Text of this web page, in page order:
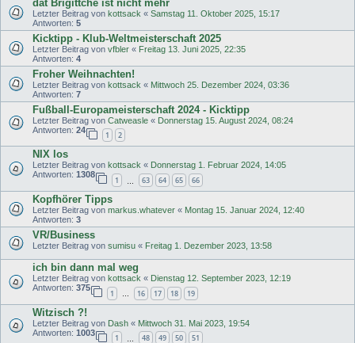
dat Brigittche ist nicht mehr
Letzter Beitrag von kottsack « Samstag 11. Oktober 2025, 15:17
Antworten: 5
Kicktipp - Klub-Weltmeisterschaft 2025
Letzter Beitrag von vfbler « Freitag 13. Juni 2025, 22:35
Antworten: 4
Froher Weihnachten!
Letzter Beitrag von kottsack « Mittwoch 25. Dezember 2024, 03:36
Antworten: 7
Fußball-Europameisterschaft 2024 - Kicktipp
Letzter Beitrag von Catweasle « Donnerstag 15. August 2024, 08:24
Antworten: 24
1 2
NIX los
Letzter Beitrag von kottsack « Donnerstag 1. Februar 2024, 14:05
Antworten: 1308
1 63 64 65 66
Kopfhörer Tipps
Letzter Beitrag von markus.whatever « Montag 15. Januar 2024, 12:40
Antworten: 3
VR/Business
Letzter Beitrag von sumisu « Freitag 1. Dezember 2023, 13:58
ich bin dann mal weg
Letzter Beitrag von kottsack « Dienstag 12. September 2023, 12:19
Antworten: 375
1 … 16 17 18 19
Witzisch ?!
Letzter Beitrag von Dash « Mittwoch 31. Mai 2023, 19:54
Antworten: 1003
1 48 49 50 51